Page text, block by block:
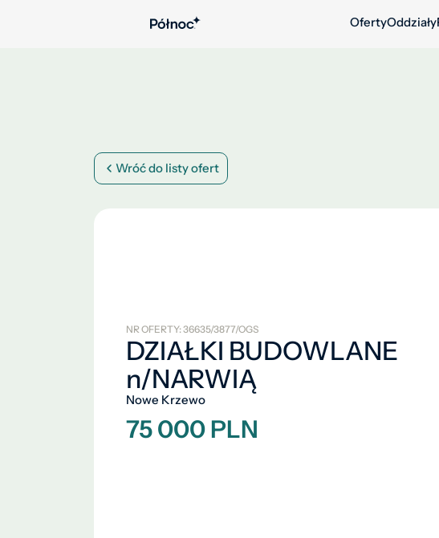
OfertyOddziały
Wróć do listy ofert
NR OFERTY: 36635/3877/OGS
DZIAŁKI BUDOWLANE
n/NARWIĄ
Nowe Krzewo
75 000 PLN